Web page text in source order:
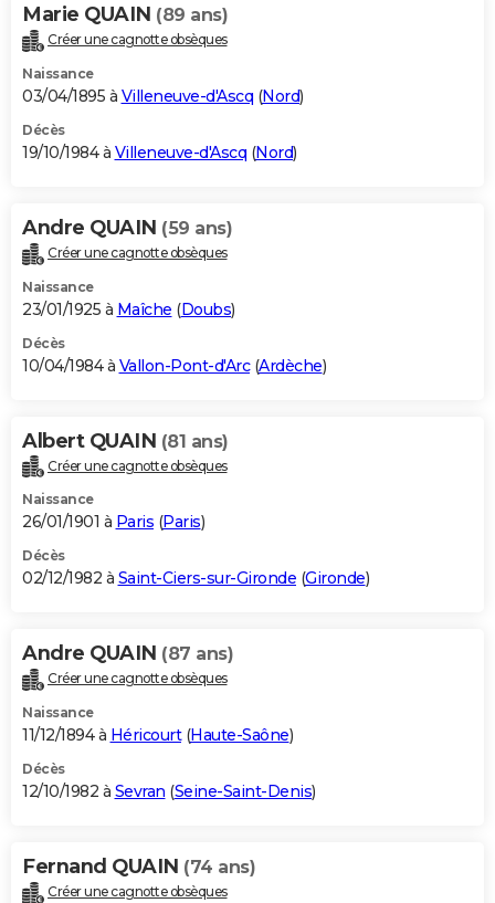
Marie QUAIN (89 ans)
Créer une cagnotte obsèques
Naissance
03/04/1895 à Villeneuve-d'Ascq (Nord)
Décès
19/10/1984 à Villeneuve-d'Ascq (Nord)
Andre QUAIN (59 ans)
Créer une cagnotte obsèques
Naissance
23/01/1925 à Maîche (Doubs)
Décès
10/04/1984 à Vallon-Pont-d'Arc(Ardèche)
Albert QUAIN (81 ans)
Créer une cagnotte obsèques
Naissance
26/01/1901 à Paris (Paris)
Décès
02/12/1982 à Saint-Ciers-sur-Gironde (Gironde)
Andre QUAIN (87 ans)
Créer une cagnotte obsèques
Naissance
11/12/1894 à Héricourt(Haute-Saône)
Décès
12/10/1982 à Sevran (Seine-Saint-Denis)
Fernand QUAIN (74 ans)
Créer une cagnotte obsèques